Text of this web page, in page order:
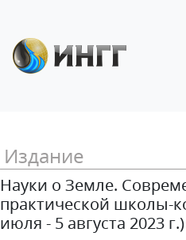
Издание
Науки о Земле.
практической школы-
июля - 5 августа 2023 г.)